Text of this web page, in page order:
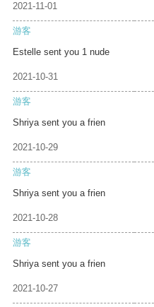
2021-11-01
游客
Estelle sent you 1 nude
2021-10-31
游客
Shriya sent you a frien
2021-10-29
游客
Shriya sent you a frien
2021-10-28
游客
Shriya sent you a frien
2021-10-27